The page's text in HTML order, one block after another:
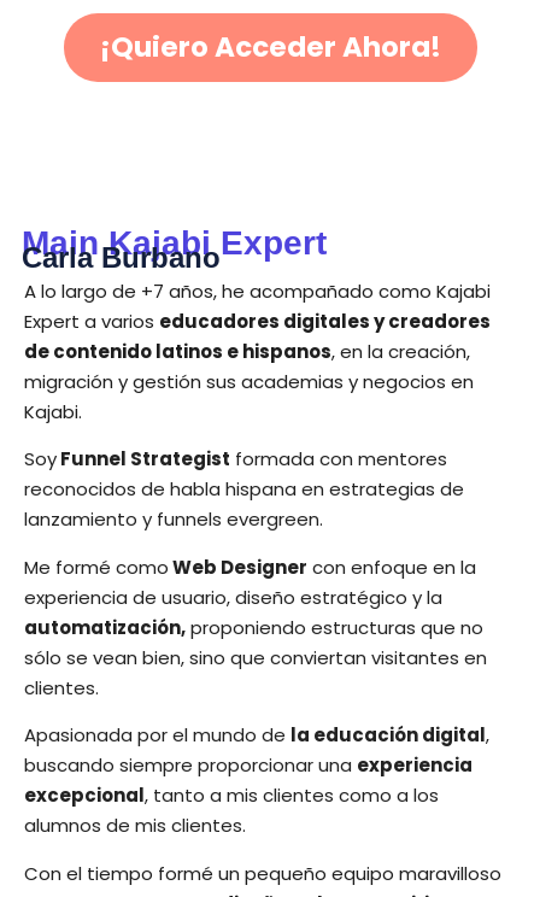
¡Quiero Acceder Ahora!
Main Kajabi Expert
Carla Burbano
A lo largo de +7 años, he acompañado como Kajabi
Expert a varios educadores digitales y creadores
de contenido latinos e hispanos, en la creación,
migración y gestión sus academias y negocios en
Kajabi.
SoyFunnel Strategist formada con mentores
reconocidos de habla hispana en estrategias de
lanzamiento y funnels evergreen.
Me formé comoWeb Designer con enfoque en la
experiencia de usuario, diseño estratégico y la
automatización,proponiendo estructuras que no
sólo se vean bien, sino que conviertan visitantes en
clientes.
Apasionada por el mundo de la educación digital,
buscando siempre proporcionar una experiencia
excepcional, tanto a mis clientes como a los
alumnos de mis clientes.
Con el tiempo formé un pequeño equipo maravilloso